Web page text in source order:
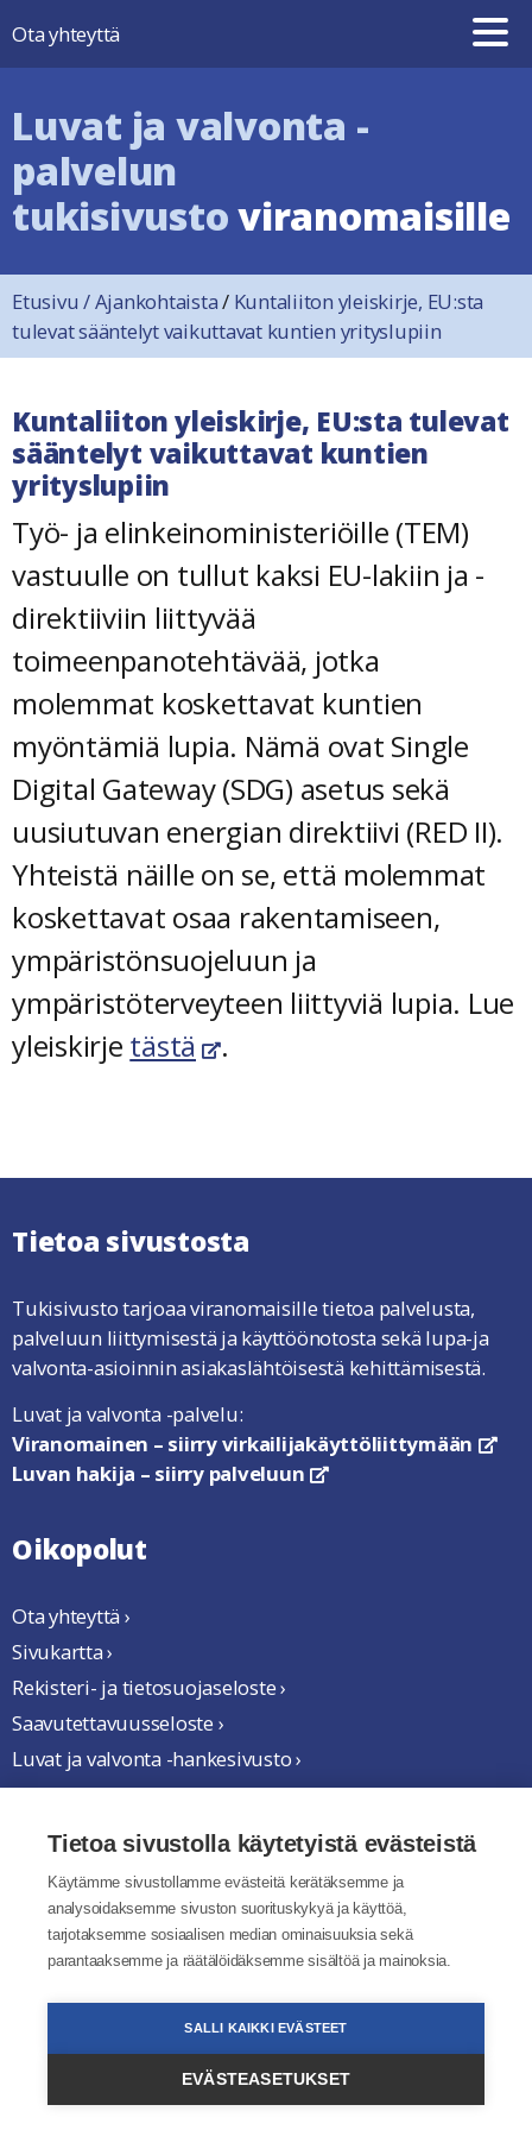
Ota yhteyttä
Luvat ja valvonta -
palvelun
tukisivustoviranomaisille
Etusivu /Ajankohtaista/ Kuntaliiton yleiskirje, EU:sta
tulevat sääntelyt vaikuttavat kuntien yrityslupiin
Kuntaliiton yleiskirje, EU:sta tulevat
sääntelyt vaikuttavat kuntien
yrityslupiin
Työ- ja elinkeinoministeriöille (TEM)
vastuulle on tullut kaksi EU-lakiin ja -
direktiiviin liittyvää
toimeenpanotehtävää, jotka
molemmat koskettavat kuntien
myöntämiä lupia. Nämä ovat Single
Digital Gateway (SDG) asetus sekä
uusiutuvan energian direktiivi (RED II).
Yhteistä näille on se, että molemmat
koskettavat osaa rakentamiseen,
ympäristönsuojeluun ja
ympäristöterveyteen liittyviä lupia. Lue
yleiskirje tästä linkki avautuu uuteen ikkunaan
.
Tietoa sivustosta
Tukisivusto tarjoaa viranomaisille tietoa palvelusta,
palveluun liittymisestä ja käyttöönotosta sekä lupa-ja
valvonta-asioinnin asiakaslähtöisestä kehittämisestä.
Luvat ja valvonta -palvelu:
Viranomainen – siirry virkailijakäyttöliittymään
Luvan hakija – siirry palveluun linkki avautuu uuteen
Oikopolut
Ota yhteyttä ›
Sivukartta ›
Rekisteri- ja tietosuojaseloste ›
Saavutettavuusseloste ›
Luvat ja valvonta -hankesivusto ›
Tietoa sivustolla käytetyistä evästeistä
Käytämme sivustollamme evästeitä kerätäksemme ja
analysoidaksemme sivuston suorituskykyä ja käyttöä,
tarjotaksemme sosiaalisen median ominaisuuksia sekä
parantaaksemme ja räätälöidäksemme sisältöä ja mainoksia.
SALLI KAIKKI EVÄSTEET
EVÄSTEASETUKSET